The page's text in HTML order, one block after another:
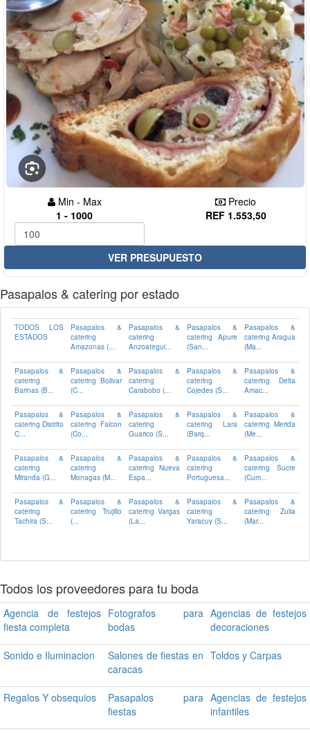
Min - Max
1 - 1000
Precio
REF 1.553,50
VER PRESUPUESTO
Pasapalos & catering por estado
TODOS LOS
ESTADOS
Pasapalos &
catering
Amazonas (...
Pasapalos &
catering
Anzoategui...
Pasapalos &
catering Apure
(San...
Pasapalos &
catering Aragua
(Ma...
Pasapalos &
catering
Barinas (B...
Pasapalos &
catering Bolivar
(C...
Pasapalos &
catering
Carabobo (...
Pasapalos &
catering
Cojedes (S...
Pasapalos &
catering Delta
Amac...
Pasapalos &
catering Distrito
C...
Pasapalos &
catering Falcon
(Co...
Pasapalos &
catering
Guarico (S...
Pasapalos &
catering Lara
(Barq...
Pasapalos &
catering Merida
(Me...
Pasapalos &
catering
Miranda (G...
Pasapalos &
catering
Monagas (M...
Pasapalos &
catering Nueva
Espa...
Pasapalos &
catering
Portuguesa...
Pasapalos &
catering Sucre
(Cum...
Pasapalos &
catering
Tachira (S...
Pasapalos &
catering Trujillo
(...
Pasapalos &
catering Vargas
(La...
Pasapalos &
catering
Yaracuy (S...
Pasapalos &
catering Zulia
(Mar...
Todos los proveedores para tu boda
Agencia de festejos
fiesta completa
Fotografos para
bodas
Agencias de festejos
decoraciones
Sonido e Iluminacion
Salones de fiestas en
caracas
Toldos y Carpas
Regalos Y obsequios
Pasapalos para
fiestas
Agencias de festejos
infantiles